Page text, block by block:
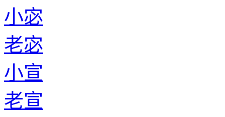
小宓
老宓
小宣
老宣